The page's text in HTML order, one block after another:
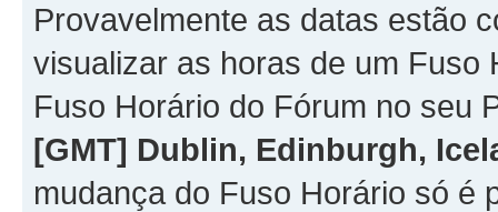
Provavelmente as datas estão
visualizar as horas de um Fuso
Fuso Horário do Fórum no seu
[GMT] Dublin, Edinburgh,
mudança do Fuso Horário só é